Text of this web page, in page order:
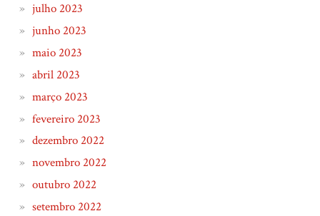
julho 2023
junho 2023
maio 2023
abril 2023
março 2023
fevereiro 2023
dezembro 2022
novembro 2022
outubro 2022
setembro 2022